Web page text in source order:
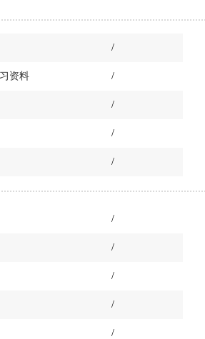
/
资料 /
/
/
/
/
/
/
/
/